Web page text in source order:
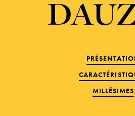
MILLÉSIMES